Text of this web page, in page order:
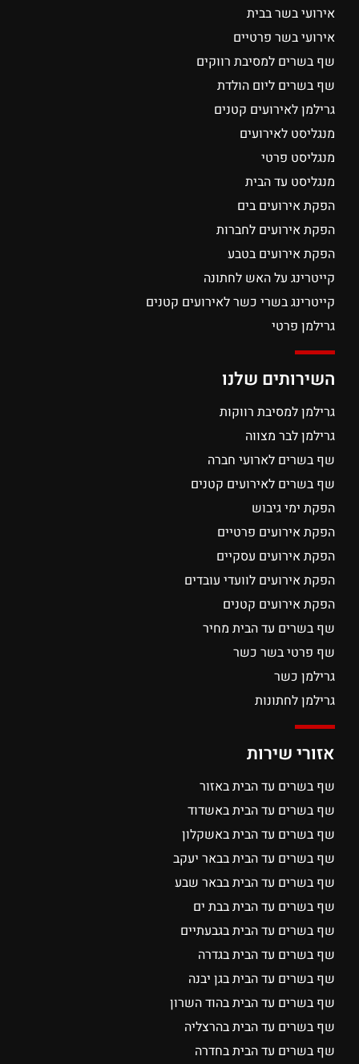
אירועי בשר בבית
אירועי בשר פרטיים
שף בשרים למסיבת רווקים
שף בשרים ליום הולדת
גרילמן לאירועים קטנים
מנגליסט לאירועים
מנגליסט פרטי
מנגליסט עד הבית
הפקת אירועים בים
הפקת אירועים לחברות
הפקת אירועים בטבע
קייטרינג על האש לחתונה
קייטרינג בשרי כשר לאירועים קטנים
גרילמן פרטי
השירותים שלנו
גרילמן למסיבת רווקות
גרילמן לבר מצווה
שף בשרים לארועי חברה
שף בשרים לאירועים קטנים
הפקת ימי גיבוש
הפקת אירועים פרטיים
הפקת אירועים עסקיים
הפקת אירועים לוועדי עובדים
הפקת אירועים קטנים
שף בשרים עד הבית מחיר
שף פרטי בשר כשר
גרילמן כשר
גרילמן לחתונות
אזורי שירות
שף בשרים עד הבית באזור
שף בשרים עד הבית באשדוד
שף בשרים עד הבית באשקלון
שף בשרים עד הבית בבאר יעקב
שף בשרים עד הבית בבאר שבע
שף בשרים עד הבית בבת ים
שף בשרים עד הבית בגבעתיים
שף בשרים עד הבית בגדרה
שף בשרים עד הבית בגן יבנה
שף בשרים עד הבית בהוד השרון
שף בשרים עד הבית בהרצליה
שף בשרים עד הבית בחדרה